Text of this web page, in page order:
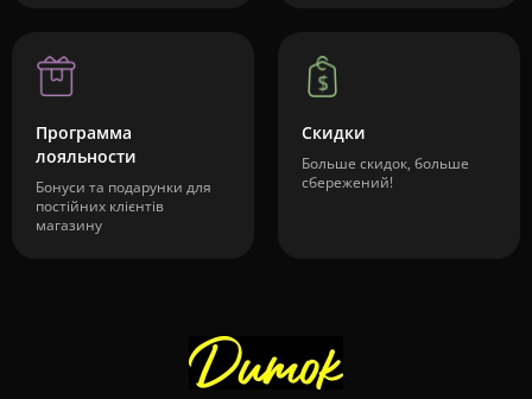
Программа
лояльности
Бонуси та подарунки для
постійних клієнтів
магазину
Скидки
Больше скидок, больше
сбережений!